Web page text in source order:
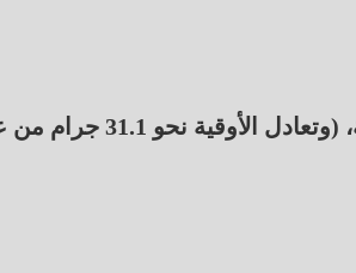
وانخفض سعر الذهب عالميًا بنسبة 0.23% إلى نحو 4197 دولار للأونصة،